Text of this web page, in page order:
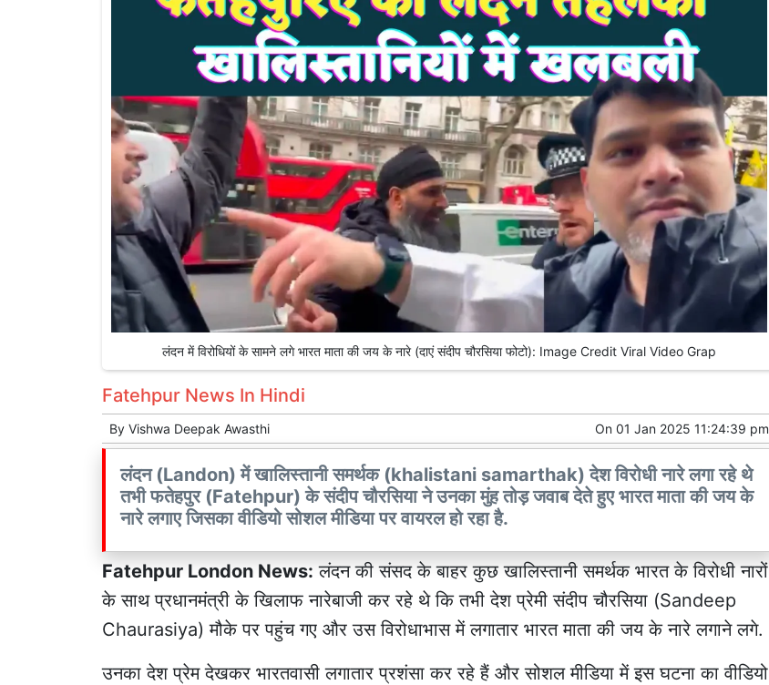
लंदन में विरोधियों के सामने लगे भारत माता की जय के नारे (दाएं संदीप चौरसिया फोटो): Image Credit Viral Video Grap
Fatehpur News In Hindi
By Vishwa Deepak Awasthi On 01 Jan 2025 11:24:39 pm
लंदन (Landon) में खालिस्तानी समर्थक (khalistani samarthak) देश विरोधी नारे लगा रहे थे
तभी फतेहपुर (Fatehpur) के संदीप चौरसिया ने उनका मुंह तोड़ जवाब देते हुए भारत माता की जय के
नारे लगाए जिसका वीडियो सोशल मीडिया पर वायरल हो रहा है.
Fatehpur London News: लंदन की संसद के बाहर कुछ खालिस्तानी समर्थक भारत के विरोधी नारों
के साथ प्रधानमंत्री के खिलाफ नारेबाजी कर रहे थे कि तभी देश प्रेमी संदीप चौरसिया (Sandeep
Chaurasiya) मौके पर पहुंच गए और उस विरोधाभास में लगातार भारत माता की जय के नारे लगाने लगे.
उनका देश प्रेम देखकर भारतवासी लगातार प्रशंसा कर रहे हैं और सोशल मीडिया में इस घटना का वीडियो